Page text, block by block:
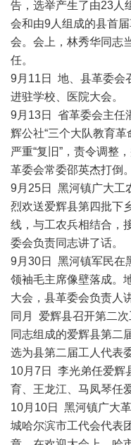
告，选举产生了由23人
会和由9人组成的县首
会。会上，林秀华同志
任。
9月11日 地、县革委会
进驻学校、医院大会。
9月13日 省革委会主任
辉公社“三个大队教育
严重“复旧”，责令调整
革委会常委邵英杰打倒。
9月25日 黑河镇广大工
烈欢送爱辉县第四批下
线，与工农兵相结合，
委会负责同志讲了话。
9月30日 黑河镇军民在
领袖毛主席像壁落成。
大会，县革委会负责人
同月 爱辉县召开第二
同志组成的爱辉县第二
选为县第二届工人代表
10月7日 李光弟任爱辉
育、王龙江、马凤琴任
10月10日 黑河镇广大
城哈尔滨市工代会代表